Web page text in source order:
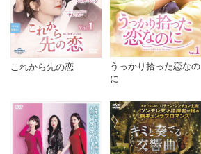
これから先の恋
うっかり拾った恋なの
に